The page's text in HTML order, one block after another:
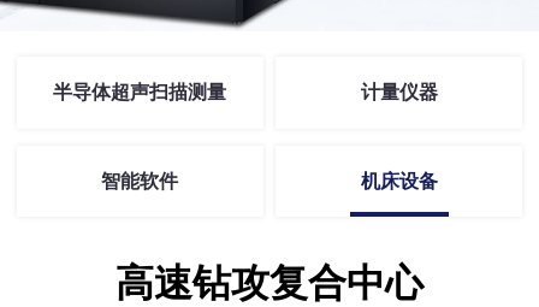
半导体超声扫描测量 计量仪器
智能软件 机床设备
高速钻攻复合中心